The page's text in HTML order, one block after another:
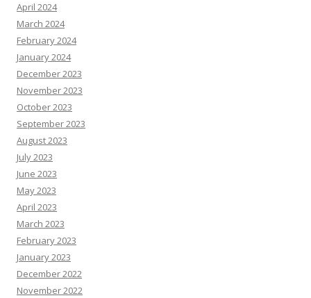
April 2024
March 2024
February 2024
January 2024
December 2023
November 2023
October 2023
September 2023
August 2023
July 2023
June 2023
May 2023
April 2023
March 2023
February 2023
January 2023
December 2022
November 2022